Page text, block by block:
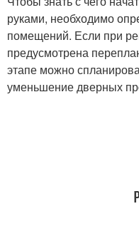
руками, необходимо
помещений. Если при
предусмотрена
этапе можно
уменьшение дверных